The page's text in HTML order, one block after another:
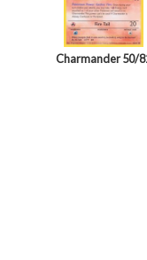
Charmander 50/